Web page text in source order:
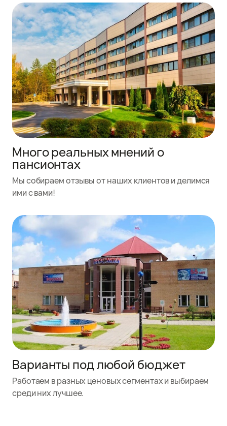
Много реальных мнений о
пансионтах
Мы собираем отзывы от наших клиентов и делимся
ими с вами!
Варианты под любой бюджет
Работаем в разных ценовых сегментах и выбираем
среди них лучшее.